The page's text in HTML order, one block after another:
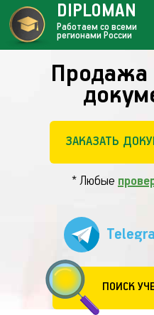
Продажа
ЗАКАЗАТЬ
* Любые
ПОИСК
DIPLOMAN
Работаем со всеми
регионами России